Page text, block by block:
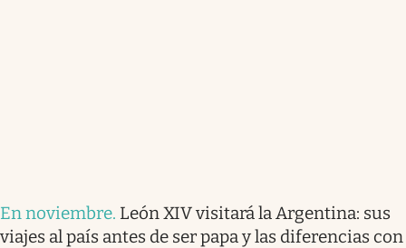
En noviembre. León XIV visitará la Argentina: sus
viajes al país antes de ser papa y las diferencias con